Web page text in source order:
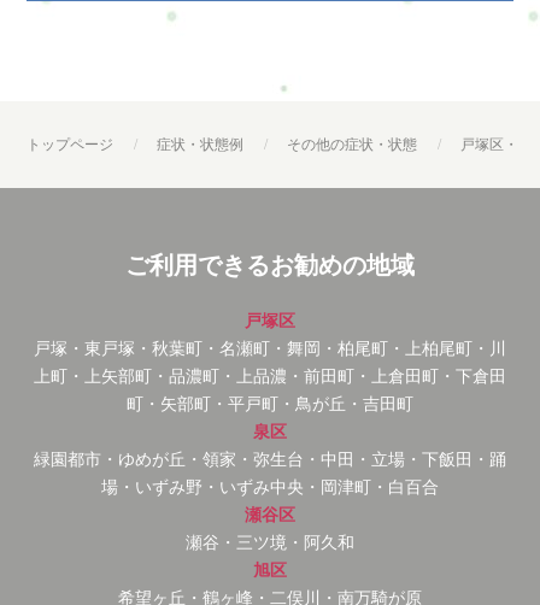
トップページ 症状・状態例 その他の症状・状態 戸塚区・枕
ご利用できるお勧めの地域
戸塚区
戸塚・東戸塚・秋葉町・名瀬町・舞岡・柏尾町・上柏尾町・川
上町・上矢部町・品濃町・上品濃・前田町・上倉田町・下倉田
町・矢部町・平戸町・鳥が丘・吉田町
泉区
緑園都市・ゆめが丘・領家・弥生台・中田・立場・下飯田・踊
場・いずみ野・いずみ中央・岡津町・白百合
瀬谷区
瀬谷・三ツ境・阿久和
旭区
希望ヶ丘・鶴ヶ峰・二俣川・南万騎が原